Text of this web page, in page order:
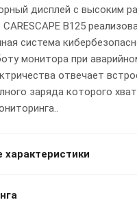
дисплей с высоким
B125
система
монитора при
отвечает
заряда которого
характеристики